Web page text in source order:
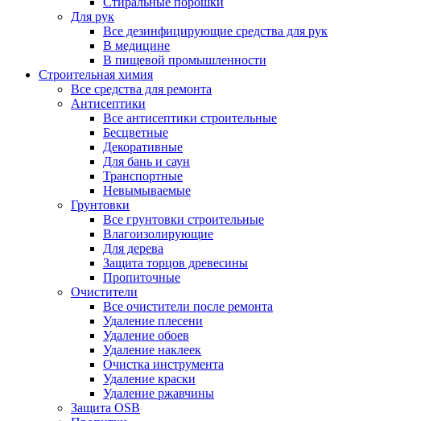
Для рук
Все дезинфицирующие средства для рук
В медицине
В пищевой промышленности
Строительная химия
Все средства для ремонта
Антисептики
Все антисептики строительные
Бесцветные
Декоративные
Для бань и саун
Транспортные
Невымываемые
Грунтовки
Все грунтовки строительные
Влагоизолирующие
Для дерева
Защита торцов древесины
Пропиточные
Очистители
Все очистители после ремонта
Удаление плесени
Удаление обоев
Удаление наклеек
Очистка инструмента
Удаление краски
Удаление ржавчины
Защита OSB